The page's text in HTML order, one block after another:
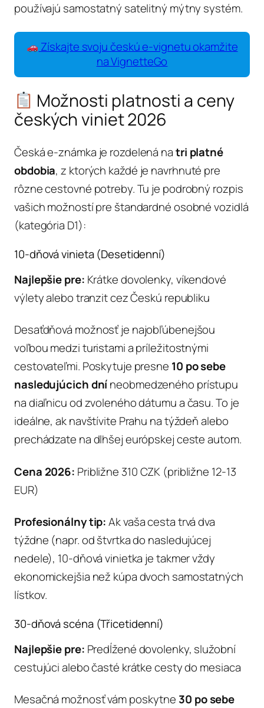
používajú samostatný satelitný mýtny systém.
Získajte svoju českú e-vignetu okamžite
na VignetteGo
Možnosti platnosti a ceny
českých viniet 2026
Česká e-známka je rozdelená natri platné
obdobia, z ktorých každé je navrhnuté pre
rôzne cestovné potreby. Tu je podrobný rozpis
vašich možností pre štandardné osobné vozidlá
(kategória D1):
10-dňová vinieta (Desetidenní)
Najlepšie pre: Krátke dovolenky, víkendové
výlety alebo tranzit cez Českú republiku
Desaťdňová možnosť je najobľúbenejšou
voľbou medzi turistami a príležitostnými
cestovateľmi. Poskytuje presne 10 po sebe
nasledujúcich dníneobmedzeného prístupu
na diaľnicu od zvoleného dátumu a času. To je
ideálne, ak navštívite Prahu na týždeň alebo
prechádzate na dlhšej európskej ceste autom.
Cena 2026: Približne 310 CZK (približne 12-13
EUR)
Profesionálny tip:Ak vaša cesta trvá dva
týždne (napr. od štvrtka do nasledujúcej
nedele), 10-dňová vinietka je takmer vždy
ekonomickejšia než kúpa dvoch samostatných
lístkov.
30-dňová scéna (Třicetidenní)
Najlepšie pre: Predĺžené dovolenky, služobní
cestujúci alebo časté krátke cesty do mesiaca
Mesačná možnosť vám poskytne 30 po sebe